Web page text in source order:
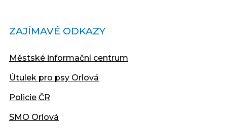
ZAJÍMAVÉ ODKAZY
Městské informační centrum
Útulek pro psy Orlová
Policie ČR
SMO Orlová